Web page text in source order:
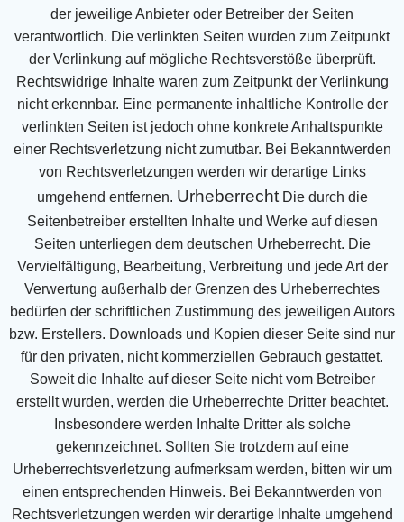
der jeweilige Anbieter oder Betreiber der Seiten
verantwortlich. Die verlinkten Seiten wurden zum Zeitpunkt
der Verlinkung auf mögliche Rechtsverstöße überprüft.
Rechtswidrige Inhalte waren zum Zeitpunkt der Verlinkung
nicht erkennbar. Eine permanente inhaltliche Kontrolle der
verlinkten Seiten ist jedoch ohne konkrete Anhaltspunkte
einer Rechtsverletzung nicht zumutbar. Bei Bekanntwerden
von Rechtsverletzungen werden wir derartige Links
umgehend entfernen. Urheberrecht Die durch die
Seitenbetreiber erstellten Inhalte und Werke auf diesen
Seiten unterliegen dem deutschen Urheberrecht. Die
Vervielfältigung, Bearbeitung, Verbreitung und jede Art der
Verwertung außerhalb der Grenzen des Urheberrechtes
bedürfen der schriftlichen Zustimmung des jeweiligen Autors
bzw. Erstellers. Downloads und Kopien dieser Seite sind nur
für den privaten, nicht kommerziellen Gebrauch gestattet.
Soweit die Inhalte auf dieser Seite nicht vom Betreiber
erstellt wurden, werden die Urheberrechte Dritter beachtet.
Insbesondere werden Inhalte Dritter als solche
gekennzeichnet. Sollten Sie trotzdem auf eine
Urheberrechtsverletzung aufmerksam werden, bitten wir um
einen entsprechenden Hinweis. Bei Bekanntwerden von
Rechtsverletzungen werden wir derartige Inhalte umgehend